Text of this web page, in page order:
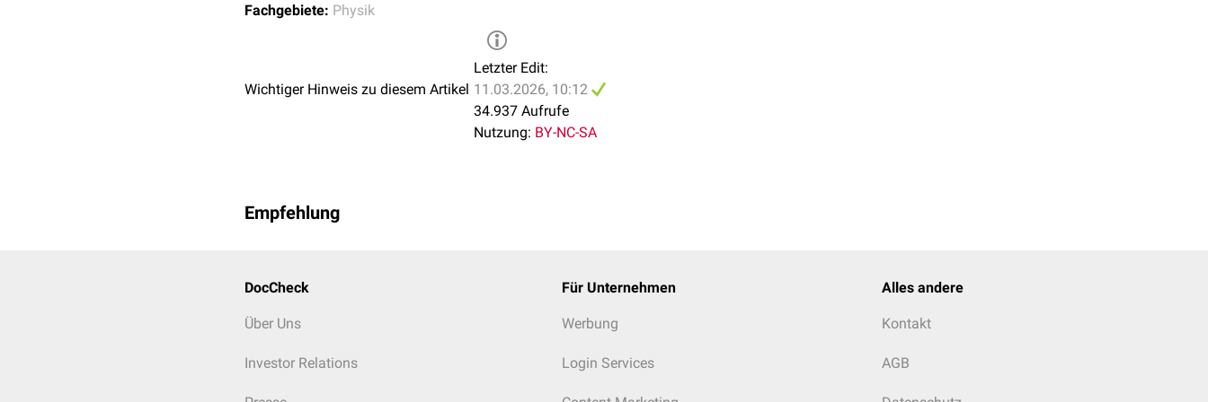
Fachgebiete: Physik
Wichtiger Hinweis zu diesem Artikel
Letzter Edit:
11.03.2026, 10:12
34.937 Aufrufe
Nutzung: BY-NC-SA
Empfehlung
DocCheck
Über Uns
Investor Relations
Für Unternehmen
Werbung
Login Services
Alles andere
Kontakt
AGB